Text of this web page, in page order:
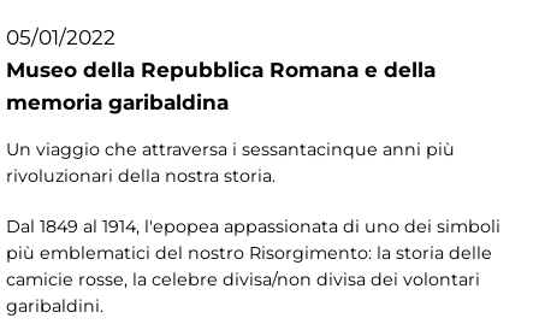
05/01/2022
Museo della Repubblica Romana e della
memoria garibaldina
Un viaggio che attraversa i sessantacinque anni più
rivoluzionari della nostra storia.
Dal 1849 al 1914, l'epopea appassionata di uno dei simboli
più emblematici del nostro Risorgimento: la storia delle
camicie rosse, la celebre divisa/non divisa dei volontari
garibaldini.